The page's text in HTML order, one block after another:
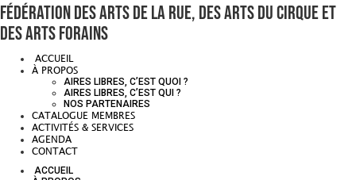
Fédération des arts de la rue, des arts du cirque et
des arts forains
ACCUEIL
À PROPOS
AIRES LIBRES, C’EST QUOI ?
AIRES LIBRES, C’EST QUI ?
NOS PARTENAIRES
CATALOGUE MEMBRES
ACTIVITÉS & SERVICES
AGENDA
CONTACT
ACCUEIL